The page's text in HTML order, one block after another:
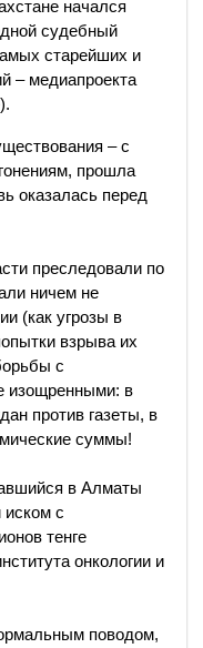
начался
судебный
старейших и
– медиапроекта
– с
прошла
оказалась перед
преследовали по
ничем не
(как угрозы в
взрыва их
с
изощренными: в
против газеты, в
суммы!
в Алматы
иском с
тенге
онкологии и
поводом,